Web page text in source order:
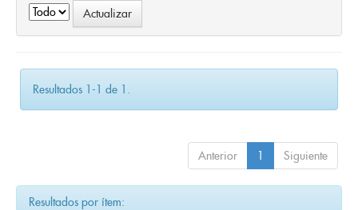
Resultados 1-1 de 1.
Anterior 1 Siguiente
Resultados por ítem: